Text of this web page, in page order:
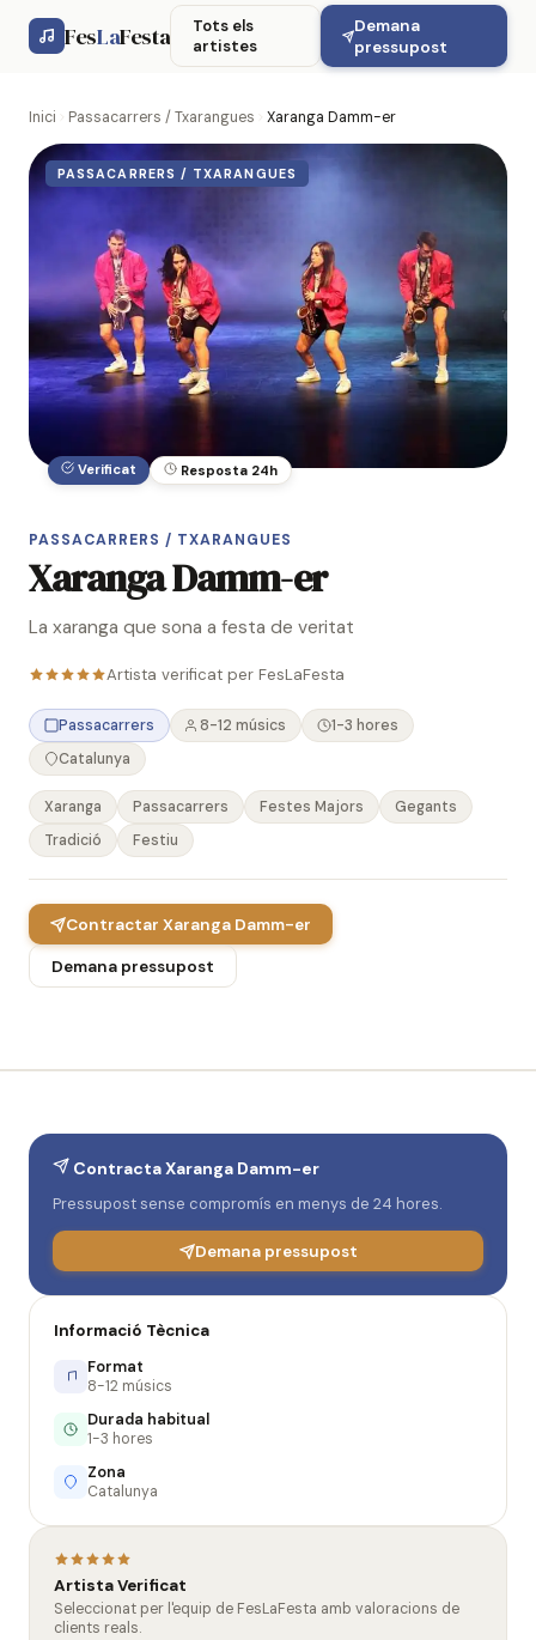
FesLaFesta
Tots els
artistes
Demana
pressupost
Inici Passacarrers / Txarangues Xaranga Damm-er
PASSACARRERS / TXARANGUES
Verificat Resposta 24h
PASSACARRERS / TXARANGUES
Xaranga Damm-er
La xaranga que sona a festa de veritat
Artista verificat per FesLaFesta
Passacarrers 8-12 músics
1-3 hores
Catalunya
Xaranga Passacarrers Festes Majors
Gegants
Tradició
Festiu
Contractar Xaranga Damm-er
Demana pressupost
Contracta Xaranga Damm-er
Pressupost sense compromís en menys de 24 hores.
Demana pressupost
Informació Tècnica
Format
8-12 músics
Durada habitual
1-3 hores
Zona
Catalunya
Artista Verificat
Seleccionat per l'equip de FesLaFesta amb valoracions de
clients reals.